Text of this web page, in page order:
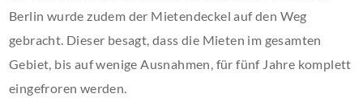
Berlin wurde zudem der Mietendeckel auf den Weg
gebracht. Dieser besagt, dass die Mieten im gesamten
Gebiet, bis auf wenige Ausnahmen, für fünf Jahre komplett
eingefroren werden.